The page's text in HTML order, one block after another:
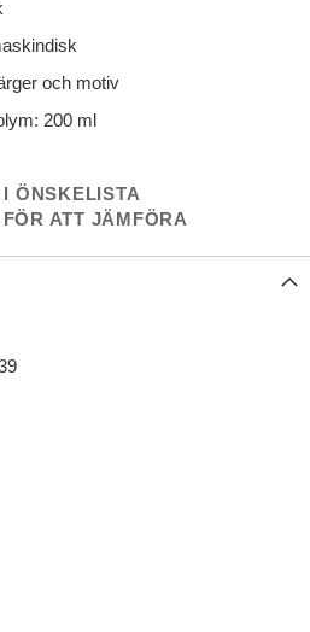
och motiv
200 ml
ÖNSKELISTA
ATT JÄMFÖRA